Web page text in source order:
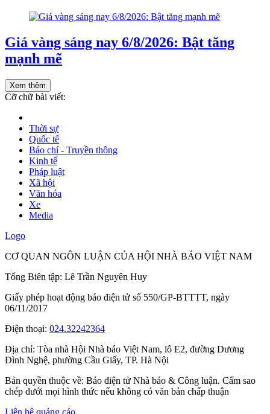
Giá vàng sáng nay 6/8/2026: Bật tăng
mạnh mẽ
Xem thêm
Cỡ chữ bài viết:
Thời sự
Quốc tế
Báo chí - Truyền thông
Kinh tế
Pháp luật
Xã hội
Văn hóa
Xe
Media
Logo
CƠ QUAN NGÔN LUẬN CỦA HỘI NHÀ BÁO VIỆT NAM
Tổng Biên tập: Lê Trần Nguyên Huy
Giấy phép hoạt động báo điện tử số 550/GP-BTTTT, ngày
06/11/2017
Điện thoại: 024.32242364
Địa chỉ: Tòa nhà Hội Nhà báo Việt Nam, lô E2, đường Dương
Đình Nghệ, phường Cầu Giấy, TP. Hà Nội
Bản quyền thuộc về: Báo điện tử Nhà báo & Công luận. Cấm sao
chép dưới mọi hình thức nếu không có văn bản chấp thuận
Liên hệ quảng cáo